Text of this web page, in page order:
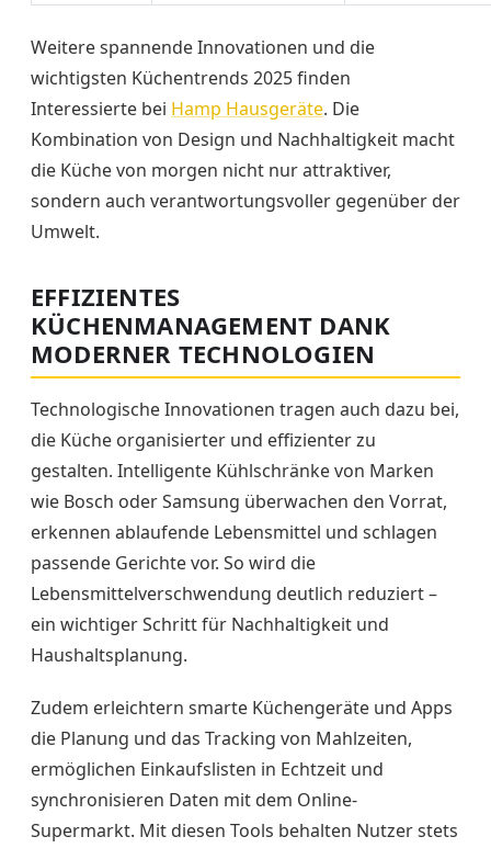
Weitere spannende Innovationen und die
wichtigsten Küchentrends 2025 finden
Interessierte bei Hamp Hausgeräte. Die
Kombination von Design und Nachhaltigkeit macht
die Küche von morgen nicht nur attraktiver,
sondern auch verantwortungsvoller gegenüber der
Umwelt.
EFFIZIENTES
KÜCHENMANAGEMENT DANK
MODERNER TECHNOLOGIEN
Technologische Innovationen tragen auch dazu bei,
die Küche organisierter und effizienter zu
gestalten. Intelligente Kühlschränke von Marken
wie Bosch oder Samsung überwachen den Vorrat,
erkennen ablaufende Lebensmittel und schlagen
passende Gerichte vor. So wird die
Lebensmittelverschwendung deutlich reduziert –
ein wichtiger Schritt für Nachhaltigkeit und
Haushaltsplanung.
Zudem erleichtern smarte Küchengeräte und Apps
die Planung und das Tracking von Mahlzeiten,
ermöglichen Einkaufslisten in Echtzeit und
synchronisieren Daten mit dem Online-
Supermarkt. Mit diesen Tools behalten Nutzer stets